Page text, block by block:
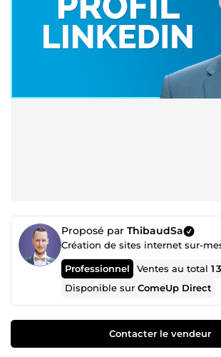
Proposé par ThibaudSa
Professionnel Ventes au total1
Disponible surComeUp Direct
Contacter le vendeur